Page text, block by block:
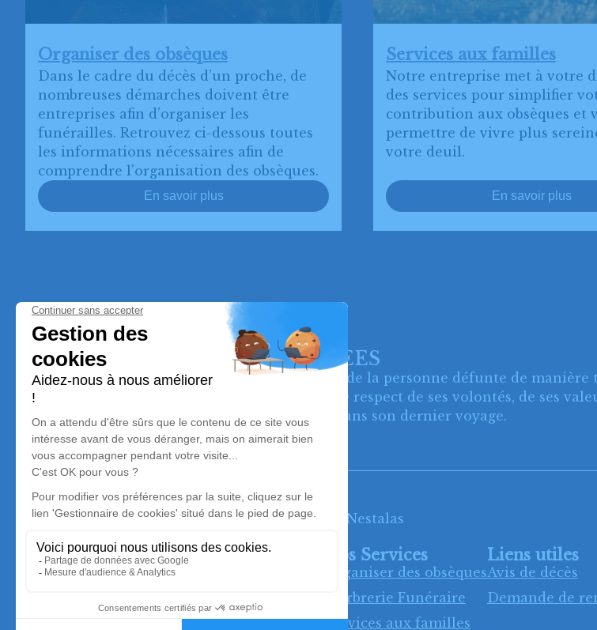
Organiser des obsèques
Dans le cadre du décès d’un proche, de
nombreuses démarches doivent être
entreprises afin d’organiser les
funérailles. Retrouvez ci-dessous toutes
les informations nécessaires afin de
comprendre l'organisation des obsèques.
En savoir plus
Services aux familles
Notre entreprise met à votre
des services pour simplifier
contribution aux obsèques et
permettre de vivre plus
votre deuil.
En savoir plus
POMPES FUNEBRES DES VALLEES
Nos équipes vous aident à honorer la mémoire de la personne défunte de manière
personnalisée, à perpétuer son souvenir dans le respect de ses volontés, de ses
convictions, pour l’accompagner avec dignité dans son dernier voyage.
Pompes Funèbres des Vallées
05 62 97 27 27
pfdesvallees@gmail.com
2 Chemin Saint-Vincent - 65260 - Pierrefitte-Nestalas
Nos Services
Organiser des obsèques
Marbrerie Funéraire
Services aux familles
Liens utiles
Avis de décès
Demande de